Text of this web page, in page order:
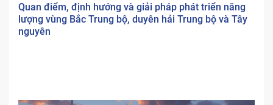
Quan điểm, định hướng và giải pháp phát triển năng
lượng vùng Bắc Trung bộ, duyên hải Trung bộ và Tây
nguyên